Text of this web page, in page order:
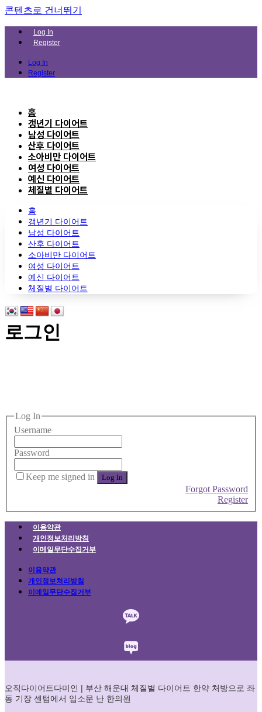
콘텐츠로 건너뛰기
Log In
Register
Log In
Register
홈
갱년기 다이어트
남성 다이어트
산후 다이어트
소아비만 다이어트
여성 다이어트
예신 다이어트
체질별 다이어트
홈
갱년기 다이어트
남성 다이어트
산후 다이어트
소아비만 다이어트
여성 다이어트
예신 다이어트
체질별 다이어트
로그인
Log In
Username
Password
Keep me signed in
Forgot Password
Register
이용약관
개인정보처리방침
이메일무단수집거부
이용약관
개인정보처리방침
이메일무단수집거부
오직다이어트다미인 | 부산 해운대 체질별 다이어트 한약 처방으로 좌
동 기장 센텀에서 입소문 난 한의원